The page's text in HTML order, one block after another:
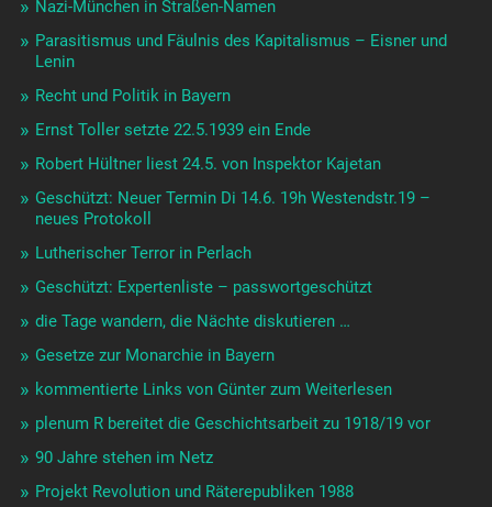
Nazi-München in Straßen-Namen
Parasitismus und Fäulnis des Kapitalismus – Eisner und
Lenin
Recht und Politik in Bayern
Ernst Toller setzte 22.5.1939 ein Ende
Robert Hültner liest 24.5. von Inspektor Kajetan
Geschützt: Neuer Termin Di 14.6. 19h Westendstr.19 –
neues Protokoll
Lutherischer Terror in Perlach
Geschützt: Expertenliste – passwortgeschützt
die Tage wandern, die Nächte diskutieren …
Gesetze zur Monarchie in Bayern
kommentierte Links von Günter zum Weiterlesen
plenum R bereitet die Geschichtsarbeit zu 1918/19 vor
90 Jahre stehen im Netz
Projekt Revolution und Räterepubliken 1988